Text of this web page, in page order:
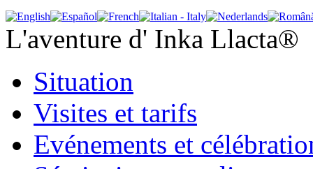
L'aventure d' Inka Llacta®
Situation
Visites et tarifs
Evénements et